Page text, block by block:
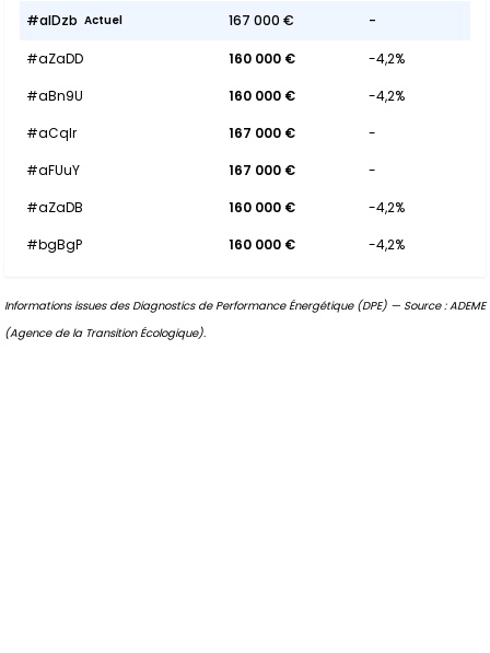
#aIDzb Actuel 167 000 € -
#aZaDD 160 000 €
-4,2%
#aBn9U
160 000 €
-4,2%
#aCqlr
167 000 €
-
#aFUuY
167 000 €
-
#aZaDB
160 000 €
-4,2%
#bgBgP
160 000 € -4,2%
Informations issues des Diagnostics de Performance Énergétique (DPE) — Source : ADEME
(Agence de la Transition Écologique).